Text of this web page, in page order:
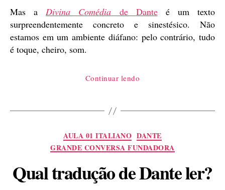
Mas aDivina Comédia de Danteé um texto
surpreendentemente concreto e sinestésico. Não
estamos em um ambiente diáfano: pelo contrário, tudo
é toque, cheiro, som.
Continuar lendo
sensorial”
Categorias
AULA 01 ITALIANO DANTE
GRANDE CONVERSA FUNDADORA
Qual tradução de Dante ler?